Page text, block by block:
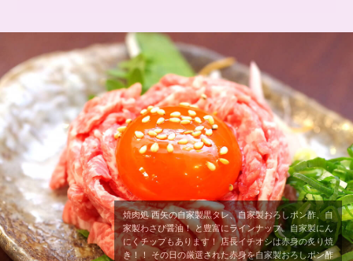
焼肉処 西矢の自家製黒タレ、自家製おろしポン酢、自
家製わさび醤油！ と豊富にラインナップ。自家製にん
にくチップもあります！ 店長イチオシは赤身の炙り焼
き！！ その日の厳選された赤身を自家製おろしポン酢